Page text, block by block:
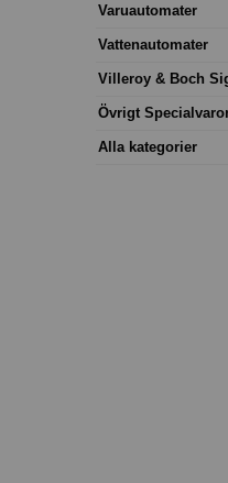
Varuautomater
Vattenautomater
Villeroy & Boch
Övrigt
Alla kategorier